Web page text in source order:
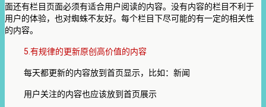
面还有栏目页面必须有适合用户阅读的内容。没有内容的栏目不利于
用户的体验，也对蜘蛛不友好。每个栏目下尽可能的有一定的相关性
的内容。
5. 有规律的更新原创高价值的内容
每天都更新的内容放到首页显示，比如：新闻
用户关注的内容也应该放到首页展示